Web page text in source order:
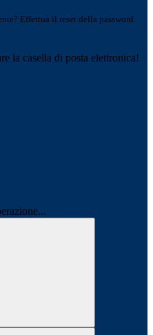
Effettua il reset della password
la casella di posta elettronica!